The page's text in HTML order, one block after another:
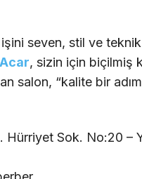
işini seven, stil ve
, sizin için biçilmiş
salon, “kalite bir
Hürriyet Sok. No:20 –